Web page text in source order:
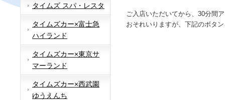
タイムズ スパ・レスタ
タイムズカー×富士急
ハイランド
タイムズカー×東京サ
マーランド
タイムズカー×西武園
ゆうえんち
ご入店いただいてから、30分間
おそれいりますが、下記のボタ